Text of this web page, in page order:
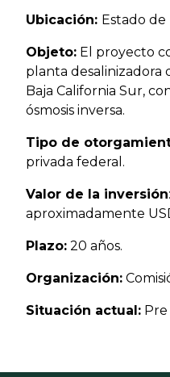
Ubicación: Estado de
Objeto: El proyecto
planta desalinizadora
Baja California Sur,
ósmosis inversa.
Tipo de
privada federal.
Valor de la inversión
aproximadamente
Plazo: 20 años.
Organización:
Situación actual: Pre